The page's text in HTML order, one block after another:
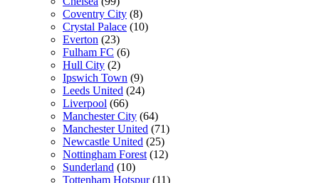
Coventry City (8)
Crystal Palace (10)
Everton (23)
Fulham FC (6)
Hull City (2)
Ipswich Town (9)
Leeds United (24)
Liverpool (66)
Manchester City (64)
Manchester United (71)
Newcastle United (25)
Nottingham Forest (12)
Sunderland (10)
Tottenham Hotspur (11)